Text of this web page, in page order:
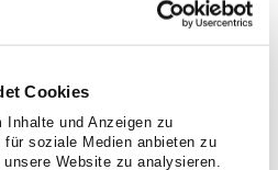
Cookies
Inhalte und Anzeigen zu
soziale Medien anbieten zu
Website zu analysieren.
eröffnet
nimmt das